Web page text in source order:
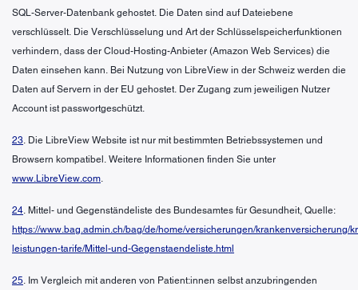
SQL-Server-Datenbank gehostet. Die Daten sind auf Dateiebene
verschlüsselt. Die Verschlüsselung und Art der Schlüsselspeicherfunktionen
verhindern, dass der Cloud-Hosting-Anbieter (Amazon Web Services) die
Daten einsehen kann. Bei Nutzung von LibreView in der Schweiz werden die
Daten auf Servern in der EU gehostet. Der Zugang zum jeweiligen Nutzer
Account ist passwortgeschützt.
23. Die LibreView Website ist nur mit bestimmten Betriebssystemen und
Browsern kompatibel. Weitere Informationen finden Sie unter
www.LibreView.com.
24. Mittel- und Gegenständeliste des Bundesamtes für Gesundheit, Quelle:
https://www.bag.admin.ch/bag/de/home/versicherungen/krankenversicherung/
leistungen-tarife/Mittel-und-Gegenstaendeliste.html
25. Im Vergleich mit anderen von Patient:innen selbst anzubringenden